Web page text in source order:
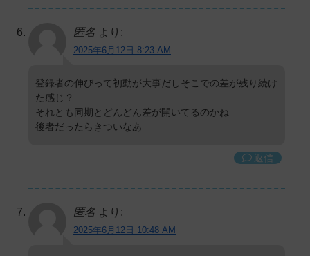
匿名 より:
2025年6月12日 8:23 AM
登録者の伸びって初動が大事だしそこでの差が残り続け
た感じ？
それとも同期とどんどん差が開いてるのかね
後者だったらきついなあ
返信
匿名 より:
2025年6月12日 10:48 AM